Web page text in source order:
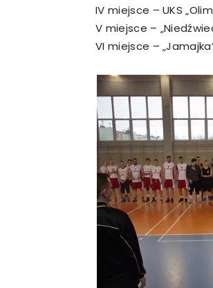
IV miejsce – UKS
V miejsce –
VI miejsce –